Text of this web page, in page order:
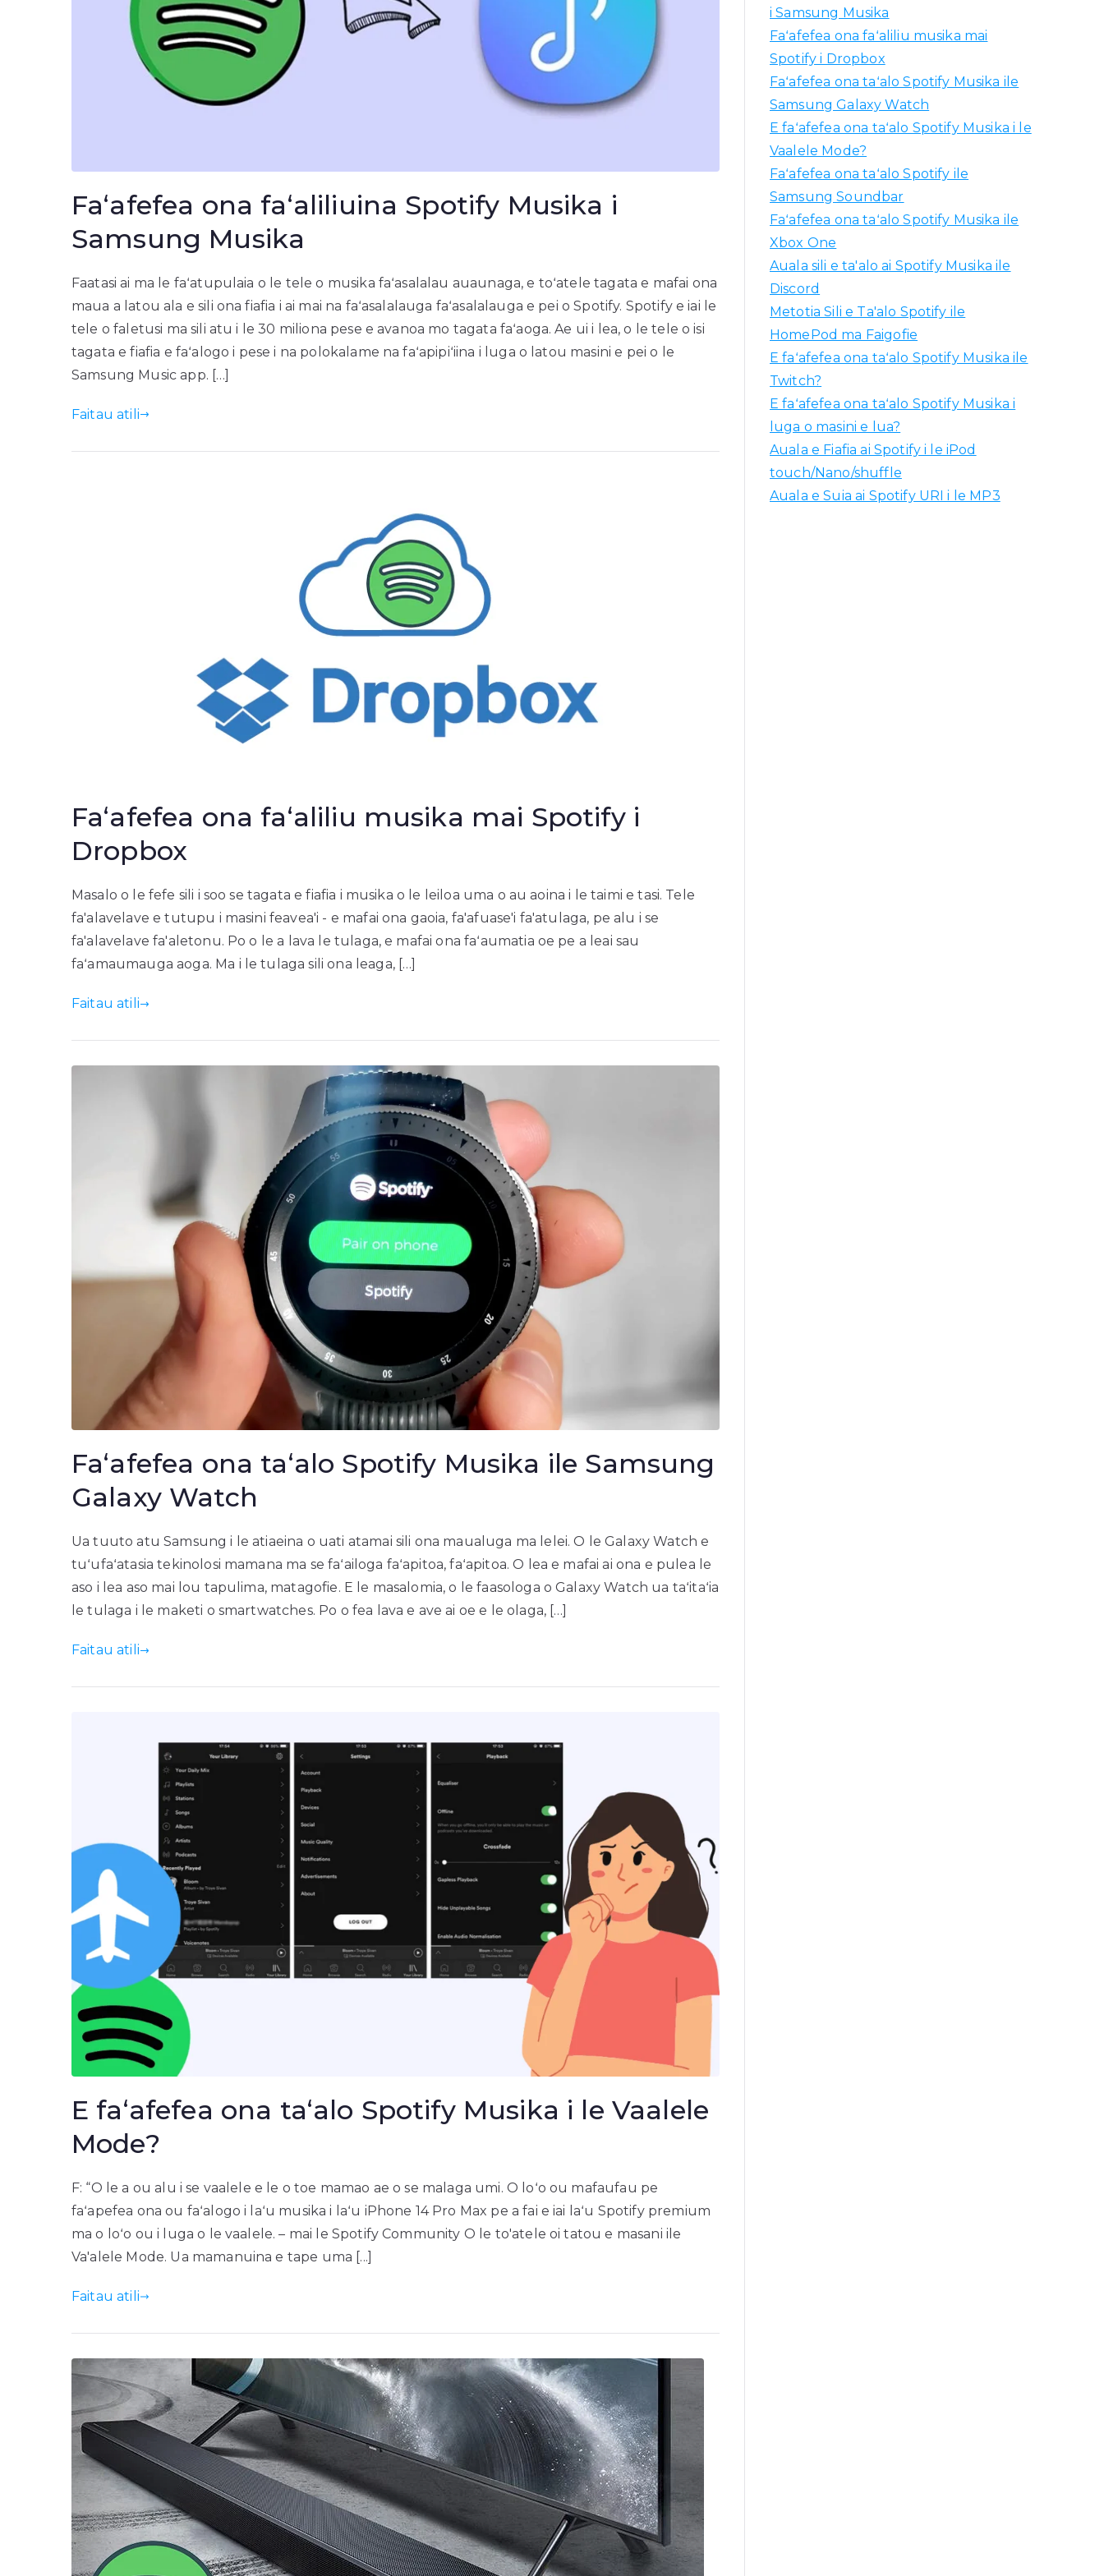
Faʻafefea ona faʻaliliuina Spotify Musika i
Samsung Musika
Faatasi ai ma le faʻatupulaia o le tele o musika faʻasalalau auaunaga, e toʻatele tagata e mafai ona
maua a latou ala e sili ona fiafia i ai mai na faʻasalalauga faʻasalalauga e pei o Spotify. Spotify e iai le
tele o faletusi ma sili atu i le 30 miliona pese e avanoa mo tagata faʻaoga. Ae ui i lea, o le tele o isi
tagata e fiafia e faʻalogo i pese i na polokalame na faʻapipiʻiina i luga o latou masini e pei o le
Samsung Music app. […]
Faitau atili
Faʻafefea ona faʻaliliu musika mai Spotify i
Dropbox
Masalo o le fefe sili i soo se tagata e fiafia i musika o le leiloa uma o au aoina i le taimi e tasi. Tele
fa'alavelave e tutupu i masini feavea'i - e mafai ona gaoia, fa'afuase'i fa'atulaga, pe alu i se
fa'alavelave fa'aletonu. Po o le a lava le tulaga, e mafai ona faʻaumatia oe pe a leai sau
faʻamaumauga aoga. Ma i le tulaga sili ona leaga, […]
Faitau atili
Faʻafefea ona taʻalo Spotify Musika ile Samsung
Galaxy Watch
Ua tuuto atu Samsung i le atiaeina o uati atamai sili ona maualuga ma lelei. O le Galaxy Watch e
tuʻufaʻatasia tekinolosi mamana ma se faʻailoga faʻapitoa, faʻapitoa. O lea e mafai ai ona e pulea le
aso i lea aso mai lou tapulima, matagofie. E le masalomia, o le faasologa o Galaxy Watch ua taʻitaʻia
le tulaga i le maketi o smartwatches. Po o fea lava e ave ai oe e le olaga, […]
Faitau atili
E faʻafefea ona taʻalo Spotify Musika i le Vaalele
Mode?
F: “O le a ou alu i se vaalele e le o toe mamao ae o se malaga umi. O loʻo ou mafaufau pe
faʻapefea ona ou faʻalogo i laʻu musika i laʻu iPhone 14 Pro Max pe a fai e iai laʻu Spotify premium
ma o loʻo ou i luga o le vaalele. – mai le Spotify Community O le to'atele oi tatou e masani ile
Va'alele Mode. Ua mamanuina e tape uma [...]
Faitau atili
i Samsung Musika
Faʻafefea ona faʻaliliu musika mai
Spotify i Dropbox
Faʻafefea ona taʻalo Spotify Musika ile
Samsung Galaxy Watch
E faʻafefea ona taʻalo Spotify Musika i le
Vaalele Mode?
Faʻafefea ona taʻalo Spotify ile
Samsung Soundbar
Faʻafefea ona taʻalo Spotify Musika ile
Xbox One
Auala sili e ta'alo ai Spotify Musika ile
Discord
Metotia Sili e Ta'alo Spotify ile
HomePod ma Faigofie
E faʻafefea ona taʻalo Spotify Musika ile
Twitch?
E faʻafefea ona taʻalo Spotify Musika i
luga o masini e lua?
Auala e Fiafia ai Spotify i le iPod
touch/Nano/shuffle
Auala e Suia ai Spotify URI i le MP3